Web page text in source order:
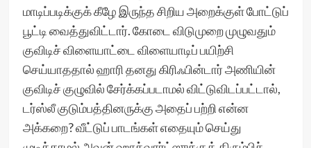
மாடிப்படிக்குக் கீழே இருந்த சிறிய அறைக்குள் போட்டுப்
பூட்டி வைத்துவிட்டார். கோடை விடுமுறை முழுவதும்
குவிடிச் விளையாட்டை விளையாடிப் பயிற்சி
செய்யாததால் ஹாரி தனது கிரிஃபின்டார் அணியின்
குவிடிச் குழுவில் சேர்க்கப்படாமல் விட்டுவிடப்பட்டால்,
டர்ஸ்லீ குடும்பத்தினருக்கு அதைப் பற்றி என்ன
அக்கறை? வீட்டுப் பாடங்கள் எதையும் செய்து